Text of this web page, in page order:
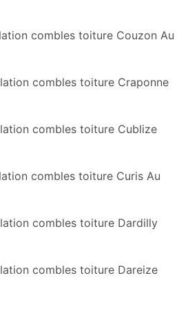
combles toiture Couzon Au
combles toiture Craponne
combles toiture Cublize
combles toiture Curis Au
combles toiture Dardilly
combles toiture Dareize